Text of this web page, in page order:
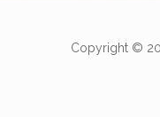
Copyright ©